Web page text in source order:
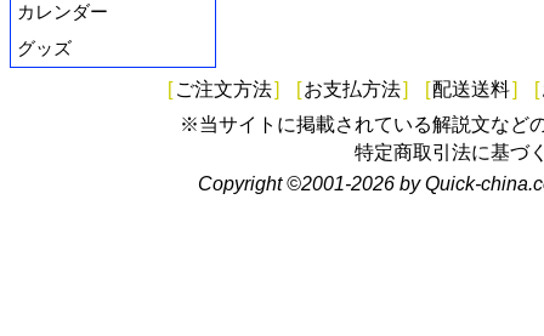
カレンダー
グッズ
[ ご注文方法] [お支払方法] [配送送料] [
※当サイトに掲載されている解説文など
特定商取引法に基づ
Copyright ©2001-2026 by Quick-